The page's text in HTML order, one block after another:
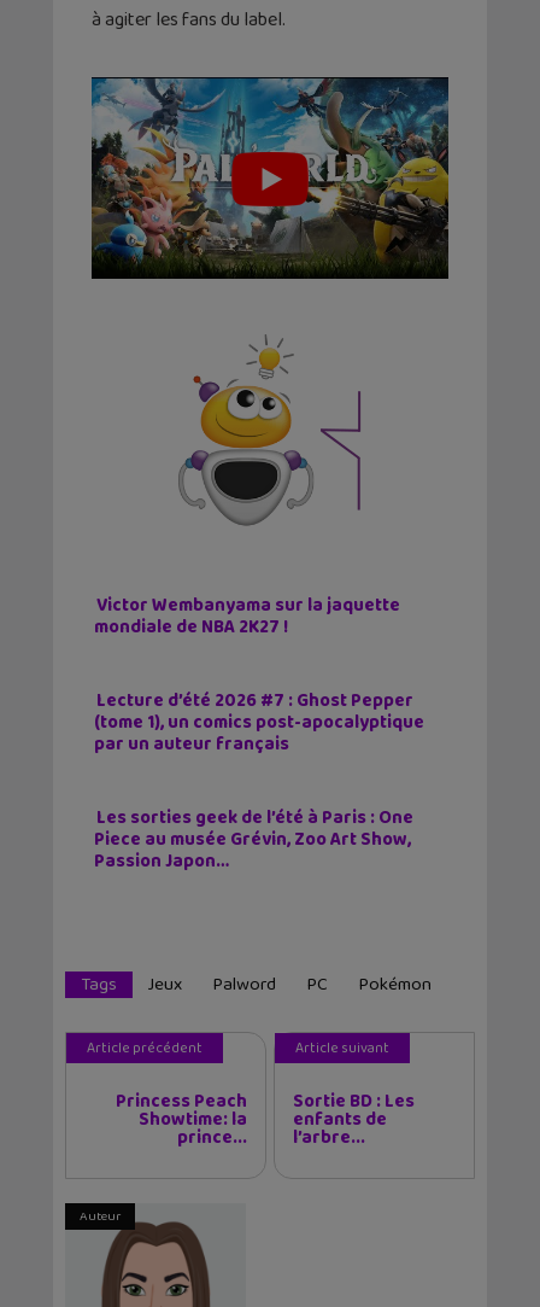
à agiter les fans du label.
Victor Wembanyama sur la jaquette
mondiale de NBA 2K27 !
Lecture d’été 2026 #7 : Ghost Pepper
(tome 1), un comics post-apocalyptique
par un auteur français
Les sorties geek de l’été à Paris : One
Piece au musée Grévin, Zoo Art Show,
Passion Japon…
Tags Jeux Palword PC Pokémon
Article précédent
Princess Peach
Showtime: la
prince...
Article suivant
Sortie BD : Les
enfants de
l’arbre...
Auteur